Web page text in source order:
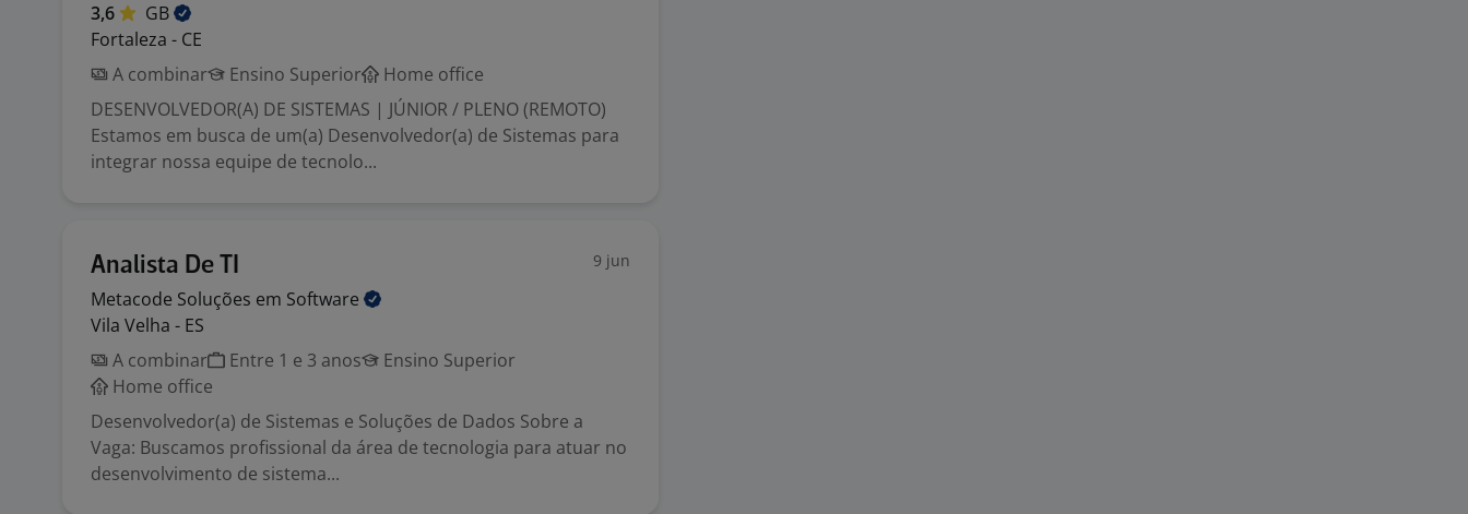
3,6
GB
Fortaleza - CE
A combinar
Ensino Superior
Home office
DESENVOLVEDOR(A) DE SISTEMAS | JÚNIOR / PLENO (REMOTO)
Estamos em busca de um(a) Desenvolvedor(a) de Sistemas para
integrar nossa equipe de tecnolo...
Analista De TI 9 jun
Metacode Soluções em Software
Vila Velha - ES
A combinar
Entre 1 e 3 anos
Ensino Superior
Home office
Desenvolvedor(a) de Sistemas e Soluções de Dados Sobre a
Vaga: Buscamos profissional da área de tecnologia para atuar no
desenvolvimento de sistema...